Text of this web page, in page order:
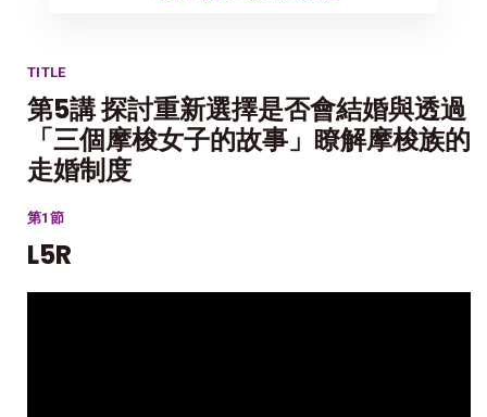
TITLE
第5講 探討重新選擇是否會結婚與透過
「三個摩梭女子的故事」瞭解摩梭族的
走婚制度
第1節
L5R